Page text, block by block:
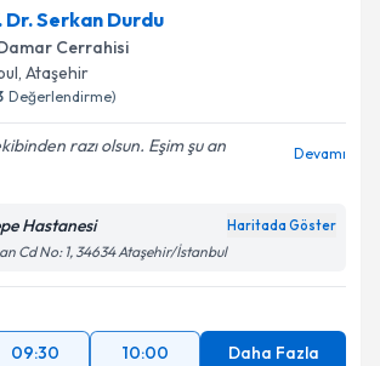
Dr. Serkan Durdu
Cerrahisi
, Ataşehir
Değerlendirme)
razı olsun. Eşim şu an
Devamı
Hastanesi Haritada Göster
Cd No: 1, 34634 Ataşehir/İstanbul
09:30 10:00 Daha Fazla